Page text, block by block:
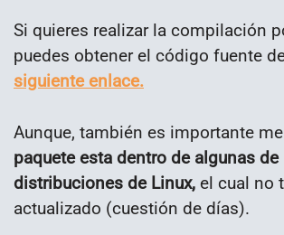
Si quieres realizar la compilación
puedes obtener el código fuente
siguiente enlace.
Aunque, también es importante
paquete esta dentro de algunas de
distribuciones de Linux, el cual no
actualizado (cuestión de días).